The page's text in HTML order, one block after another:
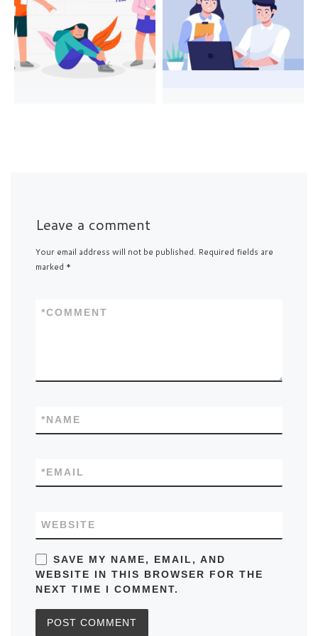
Leave a comment
Your email address will not be published. Required fields are
marked *
COMMENT
*
NAME
*
EMAIL
*
WEBSITE
SAVE MY NAME, EMAIL, AND
WEBSITE IN THIS BROWSER FOR THE
NEXT TIME I COMMENT.